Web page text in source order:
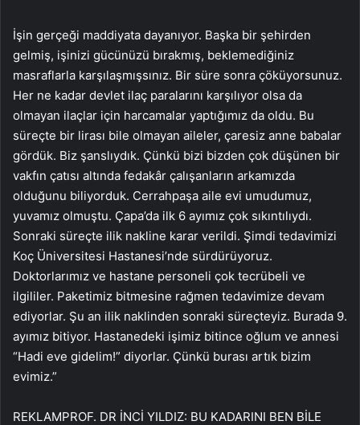
İşin gerçeği maddiyata dayanıyor. Başka bir şehirden
gelmiş, işinizi gücünüzü bırakmış, beklemediğiniz
masraflarla karşılaşmışsınız. Bir süre sonra çöküyorsunuz.
Her ne kadar devlet ilaç paralarını karşılıyor olsa da
olmayan ilaçlar için harcamalar yaptığımız da oldu. Bu
süreçte bir lirası bile olmayan aileler, çaresiz anne babalar
gördük. Biz şanslıydık. Çünkü bizi bizden çok düşünen bir
vakfın çatısı altında fedakâr çalışanların arkamızda
olduğunu biliyorduk. Cerrahpaşa aile evi umudumuz,
yuvamız olmuştu. Çapa’da ilk 6 ayımız çok sıkıntılıydı.
Sonraki süreçte ilik nakline karar verildi. Şimdi tedavimizi
Koç Üniversitesi Hastanesi’nde sürdürüyoruz.
Doktorlarımız ve hastane personeli çok tecrübeli ve
ilgililer. Paketimiz bitmesine rağmen tedavimize devam
ediyorlar. Şu an ilik naklinden sonraki süreçteyiz. Burada 9.
ayımız bitiyor. Hastanedeki işimiz bitince oğlum ve annesi
“Hadi eve gidelim!” diyorlar. Çünkü burası artık bizim
evimiz.”
REKLAMPROF. DR İNCİ YILDIZ: BU KADARINI BEN BİLE